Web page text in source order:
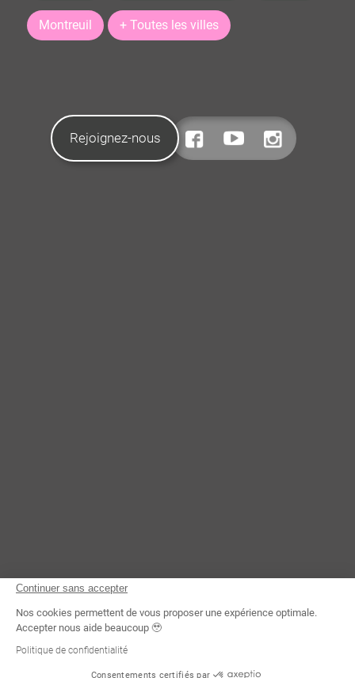
Montreuil + Toutes les villes
Rejoignez-nous
Continuer sans accepter
Nos cookies permettent de vous proposer une expérience optimale.
Accepter nous aide beaucoup 🥹
Politique de confidentialité
Consentements certifiés par